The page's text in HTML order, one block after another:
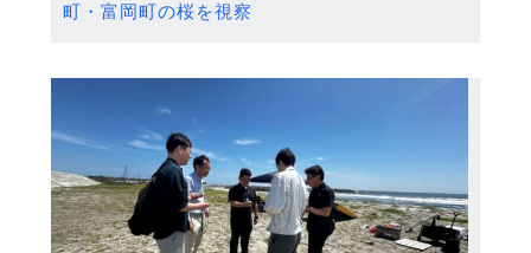
町・富岡町の桜を視察